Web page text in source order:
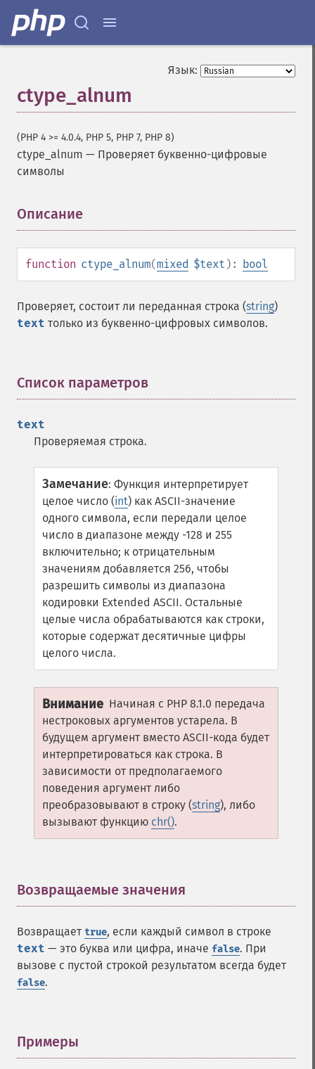
Язык:
ctype_alnum
(PHP 4 >= 4.0.4, PHP 5, PHP 7, PHP 8)
ctype_alnum — Проверяет буквенно-цифровые
символы
Описание
function ctype_alnum(mixed $text ): bool
Проверяет, состоит ли переданная строка (string)
text только из буквенно-цифровых символов.
Список параметров
text
Проверяемая строка.
Замечание: Функция интерпретирует
целое число (int) как ASCII-значение
одного символа, если передали целое
число в диапазоне между -128 и 255
включительно; к отрицательным
значениям добавляется 256, чтобы
разрешить символы из диапазона
кодировки Extended ASCII. Остальные
целые числа обрабатываются как строки,
которые содержат десятичные цифры
целого числа.
Внимание Начиная с PHP 8.1.0 передача
нестроковых аргументов устарела. В
будущем аргумент вместо ASCII-кода будет
интерпретироваться как строка. В
зависимости от предполагаемого
поведения аргумент либо
преобразовывают в строку (string), либо
вызывают функцию chr().
Возвращаемые значения
Возвращает true, если каждый символ в строке
text — это буква или цифра, иначе false. При
вызове с пустой строкой результатом всегда будет
false.
Примеры